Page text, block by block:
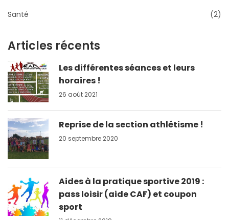
Santé
(2)
Articles récents
Les différentes séances et leurs
horaires !
26 août 2021
Reprise de la section athlétisme !
20 septembre 2020
Aides à la pratique sportive 2019 :
pass loisir (aide CAF) et coupon
sport